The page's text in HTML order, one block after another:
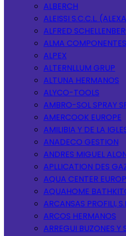
ALBERCH
ALEISSI S.C.C.L.
ALFRED
ALMA COMPONENTES
ALPEX
ALTERNLLUM GRUP
ALTUNA HERMANOS
ALYCO-TOOLS
AMBRO-SOL SPRAY
AMERCOOK EUROPE
AMILIBIA Y DE LA
ANADECO GESTION
ANDRES MIGUEL
APLLICATION DES
AQUA CENTER
AQUAHOME
ARCANSAS PROFILI,
ARCOS HERMANOS
ARREGUI BUZONES Y